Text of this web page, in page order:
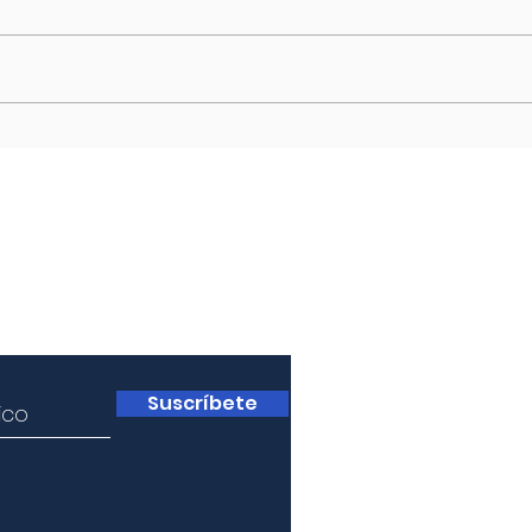
El consenso sobre el buen
de
Suscríbete